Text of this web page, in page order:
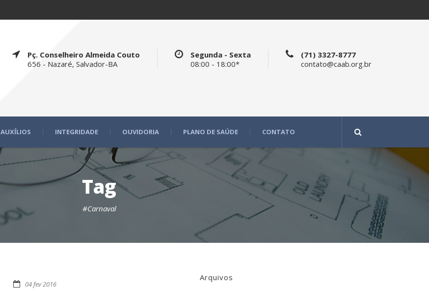
Pç. Conselheiro Almeida Couto
656 - Nazaré, Salvador-BA
Segunda - Sexta
08:00 - 18:00*
(71) 3327-8777
contato@caab.org.br
AUXÍLIOS INTEGRIDADE OUVIDORIA PLANO DE SAÚDE CONTATO
Tag
#Carnaval
04 fev 2016
Arquivos